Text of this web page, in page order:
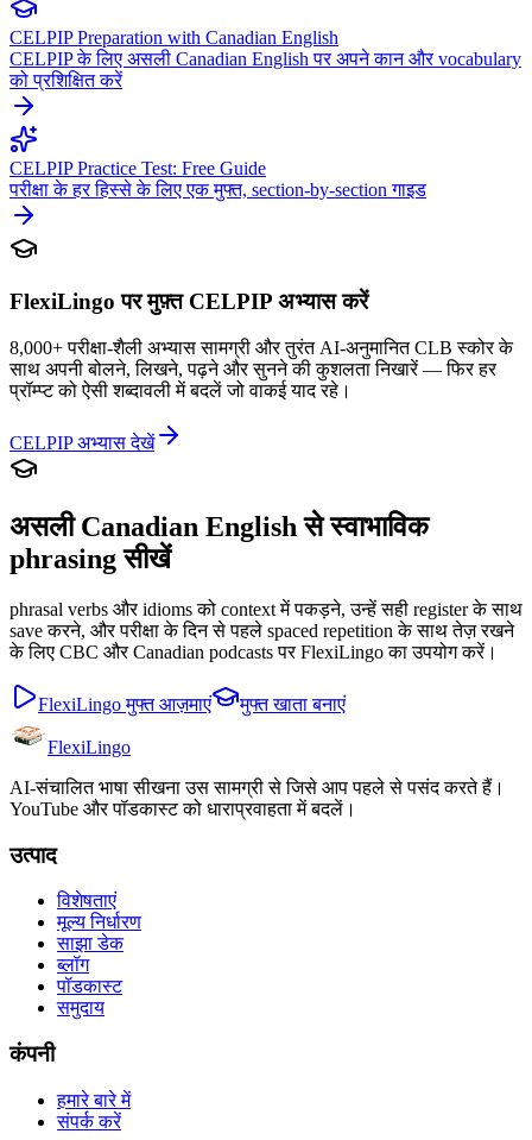
CELPIP Preparation with Canadian English
CELPIP के लिए असली Canadian English पर अपने कान और vocabulary
को प्रशिक्षित करें
CELPIP Practice Test: Free Guide
परीक्षा के हर हिस्से के लिए एक मुफ्त, section-by-section गाइड
FlexiLingo पर मुफ़्त CELPIP अभ्यास करें
8,000+ परीक्षा-शैली अभ्यास सामग्री और तुरंत AI-अनुमानित CLB स्कोर के
साथ अपनी बोलने, लिखने, पढ़ने और सुनने की कुशलता निखारें — फिर हर
प्रॉम्प्ट को ऐसी शब्दावली में बदलें जो वाकई याद रहे।
CELPIP अभ्यास देखें
असली Canadian English से स्वाभाविक
phrasing सीखें
phrasal verbs और idioms को context में पकड़ने, उन्हें सही register के साथ
save करने, और परीक्षा के दिन से पहले spaced repetition के साथ तेज़ रखने
के लिए CBC और Canadian podcasts पर FlexiLingo का उपयोग करें।
FlexiLingo मुफ्त आज़माएं मुफ्त खाता बनाएं
FlexiLingo
AI-संचालित भाषा सीखना उस सामग्री से जिसे आप पहले से पसंद करते हैं।
YouTube और पॉडकास्ट को धाराप्रवाहता में बदलें।
उत्पाद
विशेषताएं
मूल्य निर्धारण
साझा डेक
ब्लॉग
पॉडकास्ट
समुदाय
कंपनी
हमारे बारे में
संपर्क करें